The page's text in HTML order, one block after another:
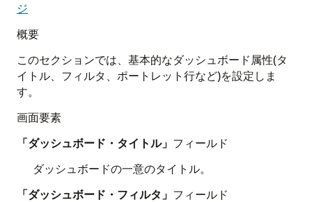
ジ
概要
このセクションでは、基本的なダッシュボード属性(タ
イトル、フィルタ、ポートレット行など)を設定しま
す。
画面要素
「ダッシュボード・タイトル」 フィールド
ダッシュボードの一意のタイトル。
「ダッシュボード・フィルタ」 フィールド